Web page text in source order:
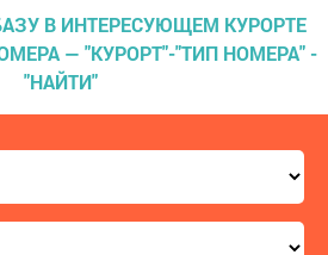
В ИНТЕРЕСУЮЩЕМ КУРОРТЕ
— "КУРОРТ"-"ТИП НОМЕРА" -
"НАЙТИ"